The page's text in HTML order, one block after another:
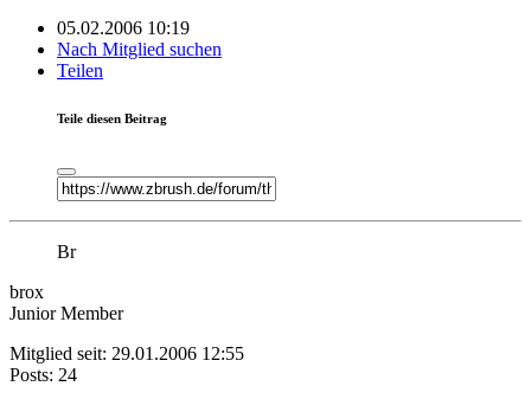
05.02.2006 10:19
Nach Mitglied suchen
Teilen
Teile diesen Beitrag
Br
brox
Junior Member
Mitglied seit: 29.01.2006 12:55
Posts: 24